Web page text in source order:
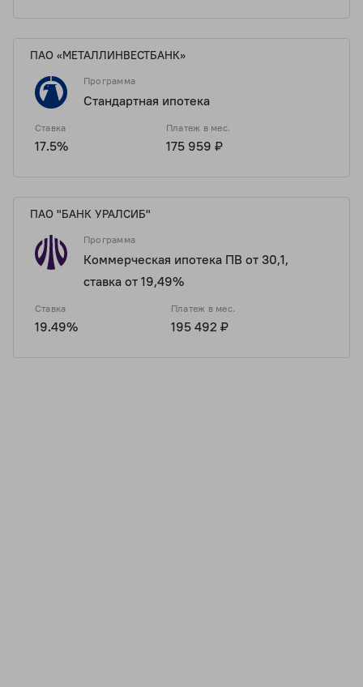
ПАО «МЕТАЛЛИНВЕСТБАНК»
Программа
Стандартная ипотека
Ставка
17.5%
Платеж в мес.
175 959 ₽
ПАО "БАНК УРАЛСИБ"
Программа
Коммерческая ипотека ПВ от 30,1,
ставка от 19,49%
Ставка
19.49%
Платеж в мес.
195 492 ₽